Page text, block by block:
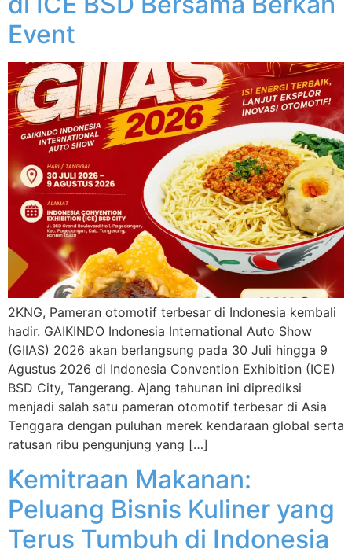
Event
2KNG, Pameran otomotif terbesar di Indonesia kembali
hadir. GAIKINDO Indonesia International Auto Show
(GIIAS) 2026 akan berlangsung pada 30 Juli hingga 9
Agustus 2026 di Indonesia Convention Exhibition (ICE)
BSD City, Tangerang. Ajang tahunan ini diprediksi
menjadi salah satu pameran otomotif terbesar di Asia
Tenggara dengan puluhan merek kendaraan global serta
ratusan ribu pengunjung yang […]
Kemitraan Makanan:
Peluang Bisnis Kuliner yang
Terus Tumbuh di Indonesia